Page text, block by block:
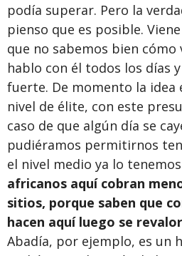
podía superar. Pero la
pienso que es posible.
que no sabemos bien cómo
hablo con él todos los días
fuerte. De momento la idea
nivel de élite, con este
caso de que algún día se
pudiéramos permitirnos
el nivel medio ya lo
africanos aquí cobran
sitios, porque saben que
hacen aquí luego se
Abadía, por ejemplo, es un